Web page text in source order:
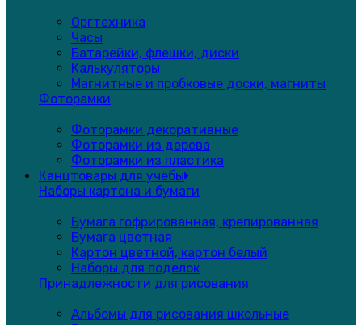
Оргтехника
Часы
Батарейки, флешки, диски
Калькуляторы
Магнитные и пробковые доски, магниты
Фоторамки
Фоторамки декоративные
Фоторамки из дерева
Фоторамки из пластика
Канцтовары для учёбы
Наборы картона и бумаги
Бумага гофрированная, крепированная
Бумага цветная
Картон цветной, картон белый
Наборы для поделок
Принадлежности для рисования
Альбомы для рисования школьные